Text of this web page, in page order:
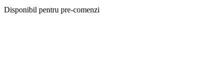
Disponibil pentru pre-comenzi